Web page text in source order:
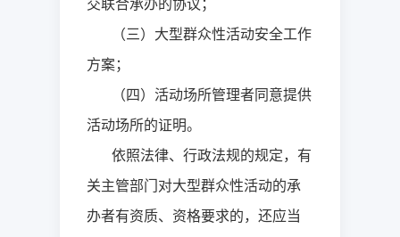
交联合承办的协议；
（三）大型群众性活动安全工作
方案；
（四）活动场所管理者同意提供
活动场所的证明。
依照法律、行政法规的规定，有
关主管部门对大型群众性活动的承
办者有资质、资格要求的，还应当